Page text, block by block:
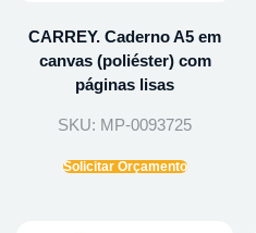
CARREY. Caderno A5 em
canvas (poliéster) com
páginas lisas
SKU: MP-0093725
Solicitar Orçamento